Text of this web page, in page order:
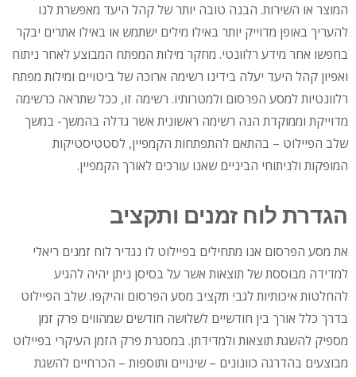
המוצר או השירות. הבנה טובה יותר של קהל היעד מאפשרת לנו
להעריך באופן מדוייק יותר באילו מילים ישתמש או באילו אתרים יבקר
בחפשו אחר מידע רלוונטי. מחקר מילות המפתח המבוצע לאחר ניתוח
ואפיון קהל היעד יעלה בידינו רשימה ארוכה של ביטויים ומילות מפתח
רלוונטיות למסע הפרסום ולמטרותיו. רשימה זו, ככל שתראה כרשימה
מדוייקת וממוקדת הנה רשימה ראשונית אשר גדלה בהמשך- במשך
שלב הפיילוט – בהתאם להתפתחות הקמפיין, לסטטיסטיקות
המופקות ולניתוחי הביניים שאנו עורכים לאורך הקמפיין.
הגדרת לוח זמנים ותקציב
את מסע הפרסום אנו מתחילים בפיילוט לו נגדיר לוח זמנים ריאלי
למדידה מבוססת של תוצאות אשר על בסיסן ניתן יהיה להגיע
להחלטות איכותיות לגבי תקציב מסע הפרסום והיקפו. שלב הפיילוט
בדרך כלל אורך בין חודשיים לשלושה חודשים שמהווים פרק זמן
מספיק להשגת תוצאות ולמדידתן. במסגרת פרק הזמן העיקרי בפיילוט
מבוצעים בהדרגה כוונונים – שינויים ותוספות – הכרחיים להשגת